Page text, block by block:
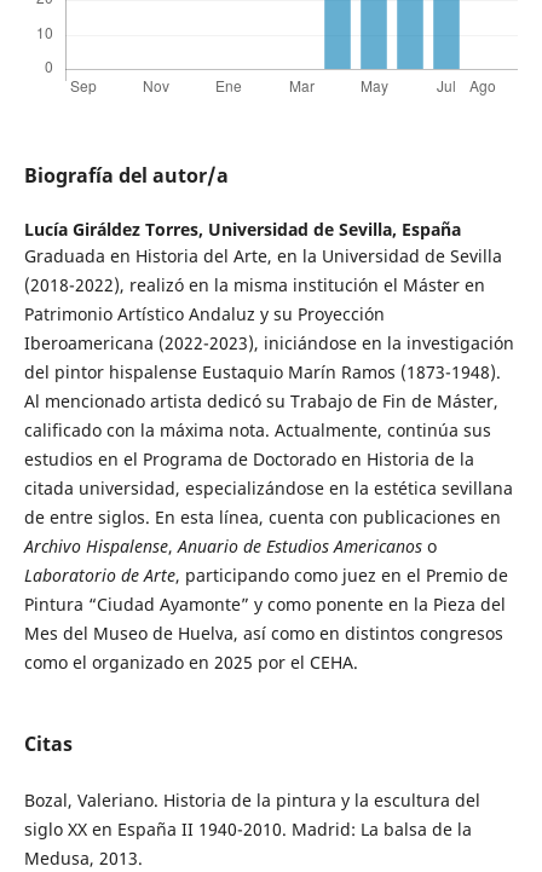
Biografía del autor/a
Lucía Giráldez Torres, Universidad de Sevilla, España
Graduada en Historia del Arte, en la Universidad de Sevilla
(2018-2022), realizó en la misma institución el Máster en
Patrimonio Artístico Andaluz y su Proyección
Iberoamericana (2022-2023), iniciándose en la investigación
del pintor hispalense Eustaquio Marín Ramos (1873-1948).
Al mencionado artista dedicó su Trabajo de Fin de Máster,
calificado con la máxima nota. Actualmente, continúa sus
estudios en el Programa de Doctorado en Historia de la
citada universidad, especializándose en la estética sevillana
de entre siglos. En esta línea, cuenta con publicaciones en
Archivo Hispalense,Anuario de Estudios Americanoso
Laboratorio de Arte, participando como juez en el Premio de
Pintura “Ciudad Ayamonte” y como ponente en la Pieza del
Mes del Museo de Huelva, así como en distintos congresos
como el organizado en 2025 por el CEHA.
Citas
Bozal, Valeriano. Historia de la pintura y la escultura del
siglo XX en España II 1940-2010. Madrid: La balsa de la
Medusa, 2013.